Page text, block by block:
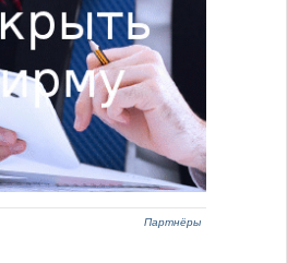
Партнёры